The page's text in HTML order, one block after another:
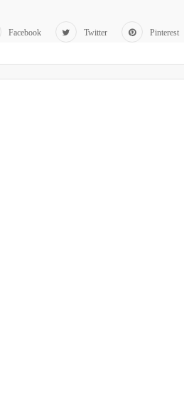
Facebook Twitter Pinterest